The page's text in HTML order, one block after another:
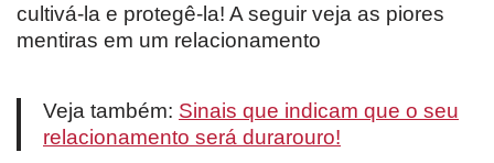
cultivá-la e protegê-la! A seguir veja as piores
mentiras em um relacionamento
Veja também: Sinais que indicam que o seu
relacionamento será durarouro!